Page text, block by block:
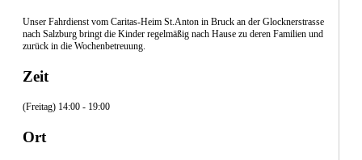
Unser Fahrdienst vom Caritas-Heim St.Anton in Bruck an der Glocknerstrasse
nach Salzburg bringt die Kinder regelmäßig nach Hause zu deren Familien und
zurück in die Wochenbetreuung.
Zeit
(Freitag) 14:00 - 19:00
Ort